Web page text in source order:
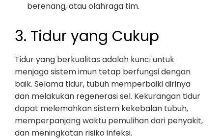
berenang, atau olahraga tim.
3. Tidur yang Cukup
Tidur yang berkualitas adalah kunci untuk
menjaga sistem imun tetap berfungsi dengan
baik. Selama tidur, tubuh memperbaiki dirinya
dan melakukan regenerasi sel. Kekurangan tidur
dapat melemahkan sistem kekebalan tubuh,
memperpanjang waktu pemulihan dari penyakit,
dan meningkatan risiko infeksi.